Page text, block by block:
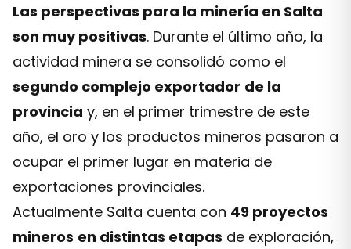
Las perspectivas para la minería en Salta
son muy positivas. Durante el último año, la
actividad minera se consolidó como el
segundo complejo exportador de la
provincia y, en el primer trimestre de este
año, el oro y los productos mineros pasaron a
ocupar el primer lugar en materia de
exportaciones provinciales.
Actualmente Salta cuenta con 49 proyectos
mineros en distintas etapas de exploración,